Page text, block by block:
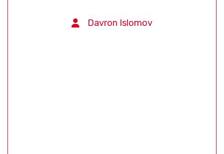
Davron Islomov